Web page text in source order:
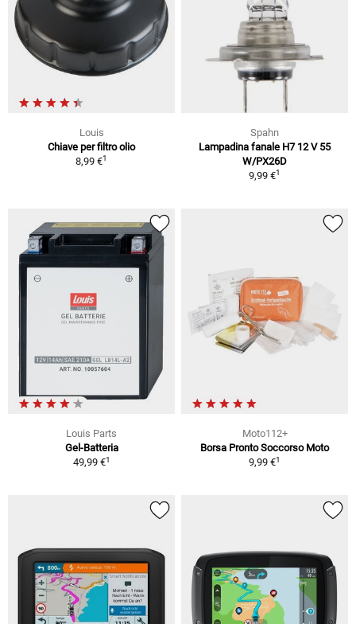
Louis
Chiave per filtro olio
8,99 €1
Spahn
Lampadina fanale H7 12 V 55
W/PX26D
9,99 €1
Louis Parts
Gel-Batteria
49,99 €1
Moto112+
Borsa Pronto Soccorso Moto
9,99 €1